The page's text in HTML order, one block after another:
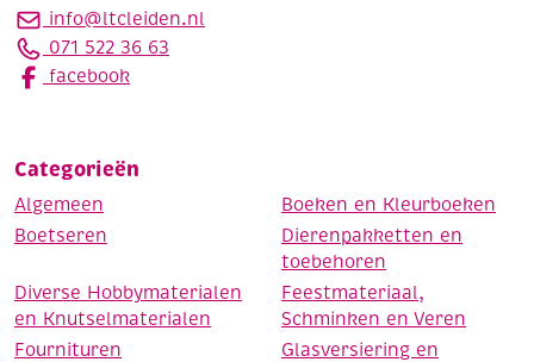
info@ltcleiden.nl
071 522 36 63
facebook
Categorieën
Algemeen
Boeken en Kleurboeken
Boetseren
Dierenpakketten en
toebehoren
Diverse Hobbymaterialen
en Knutselmaterialen
Feestmateriaal,
Schminken en Veren
Fournituren
Glasversiering en